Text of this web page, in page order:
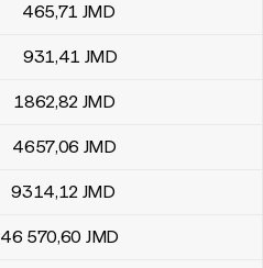
465,71 JMD
931,41 JMD
1862,82 JMD
4657,06 JMD
9314,12 JMD
46 570,60 JMD